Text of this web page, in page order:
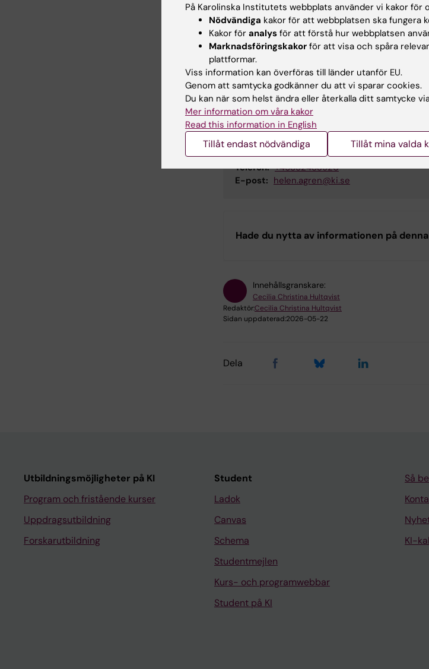
Cecilia Christina
Utbildningsadministratör
Telefon: +46852488951
Helen Ågren
Studievägledare
Telefon: +46852483920
E-post: helen.agren@ki.se
Hade du nytta av informationen på
Innehållsgranskare:
Cecilia Christina Hultqvist
Redaktör:Cecilia Christina Hultqvist
Sidan uppdaterad:2026-05-22
Dela
Utbildningsmöjligheter på KI
Program och fristående kurser
Uppdragsutbildning
Forskarutbildning
Student
Ladok
Canvas
Schema
Studentmejlen
Kurs- och programwebbar
Student på KI
Så
KI-
På Karolinska Institutets webbplats använder vi kakor för
Nödvändiga kakor för att webbplatsen ska fungera
Kakor för analys för att förstå hur webbplatsen
Marknadsföringskakor för att visa och spåra
plattformar.
Viss information kan överföras till länder utanför EU.
Genom att samtycka godkänner du att vi sparar cookies.
Du kan när som helst ändra eller återkalla ditt samtycke
Mer information om våra kakor
Read this information in English
Tillåt endast nödvändiga Tillåt mina valda